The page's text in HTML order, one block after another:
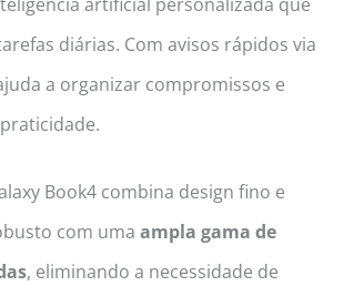
artificial personalizada que
diárias. Com avisos rápidos via
a organizar compromissos e
Book4 combina design fino e
com uma ampla gama de
, eliminando a necessidade de